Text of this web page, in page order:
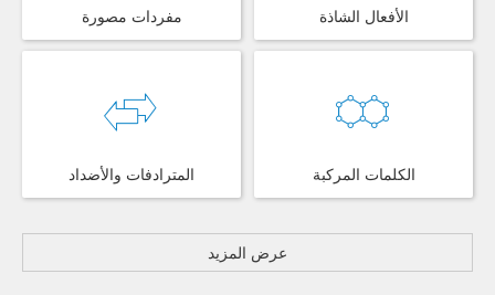
مفردات مصورة الأفعال الشاذة
المترادفات والأضداد الكلمات المركبة
عرض المزيد